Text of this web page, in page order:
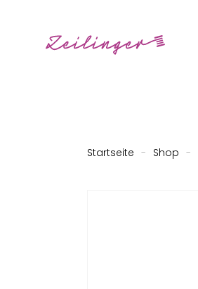
Startseite - Shop -